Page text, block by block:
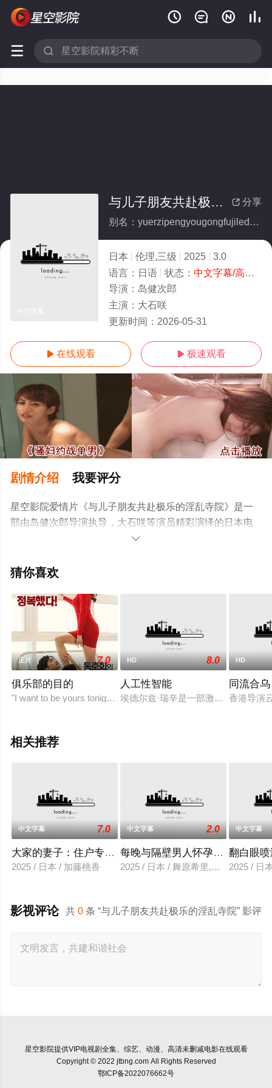
   
 
 分享
与儿子朋友共赴极乐的淫乱寺院
别名：yuerzipengyougongfujiledeyinluansiyuan
日本 伦理,三级 2025
3.0
语言： 日语 状态： 中文字幕/高清
导演： 岛健次郎
主演： 大石咲
更新时间： 2026-05-31
 在线观看  极速观看
剧情介绍 我要评分
星空影院爱情片《与儿子朋友共赴极乐的淫乱寺院》是一
部由岛健次郎导演执导，大石咲等演员精彩演绎的日本电
影，手机免费观看高清无删减完整版电影大全就上星空电
等平台了解。

猜你喜欢
正片 7.0
俱乐部的目的
"I want to be yours tonight..."
HD 8.0
人工性智能
埃德尔兹·瑞辛是一部激动人心的科
HD
同流合乌
香港导演
相关推荐
中文字幕 7.0
大家的妻子：住户专用洞口
2025 / 日本 / 加藤桃香
中文字幕 2.0
每晚与隔壁男人怀孕性爱
2025 / 日本 / 舞原希里,佐川金二
中文字幕
翻白眼
2025 / 日
共0 条 “与儿子朋友共赴极乐的淫乱寺院” 影评
影视评论
星空影院提供VIP电视剧全集、综艺、动漫、高清未删减电影在线观看
Copyright © 2022 jtbng.com All Rights Reserved
鄂ICP备2022076662号